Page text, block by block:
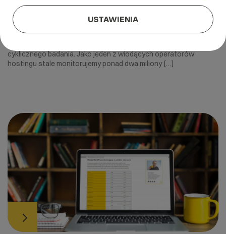
Wersje WordPress w Polsce w lipcu
2023
cyklicznego badania. Jako jeden z wiodących operatorów
hostingu stale monitorujemy ponad dwa miliony […]
USTAWIENIA